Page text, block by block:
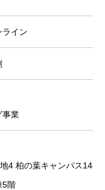
イン
事業
4 柏の葉キャンパス148
5階